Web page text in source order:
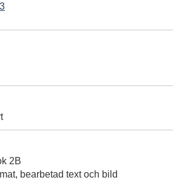
2B
bearbetad text och bild